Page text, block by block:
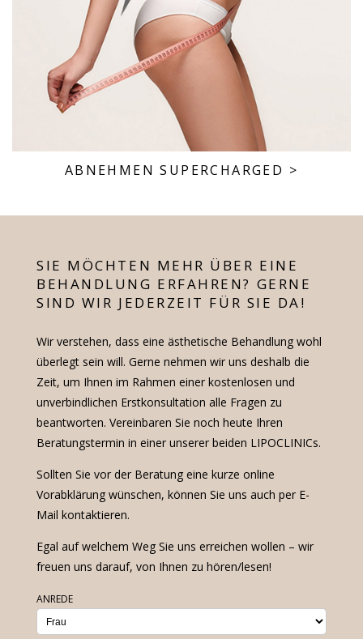
ABNEHMEN SUPERCHARGED >
SIE MÖCHTEN MEHR ÜBER EINE
BEHANDLUNG ERFAHREN? GERNE
SIND WIR JEDERZEIT FÜR SIE DA!
Wir verstehen, dass eine ästhetische Behandlung wohl
überlegt sein will. Gerne nehmen wir uns deshalb die
Zeit, um Ihnen im Rahmen einer kostenlosen und
unverbindlichen Erstkonsultation alle Fragen zu
beantworten. Vereinbaren Sie noch heute Ihren
Beratungstermin in einer unserer beiden LIPOCLINICs.
Sollten Sie vor der Beratung eine kurze online
Vorabklärung wünschen, können Sie uns auch per E-
Mail kontaktieren.
Egal auf welchem Weg Sie uns erreichen wollen – wir
freuen uns darauf, von Ihnen zu hören/lesen!
ANREDE